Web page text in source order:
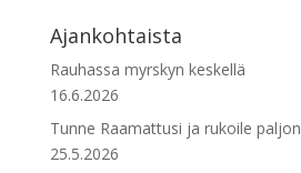
Ajankohtaista
Rauhassa myrskyn keskellä
16.6.2026
Tunne Raamattusi ja rukoile paljon
25.5.2026